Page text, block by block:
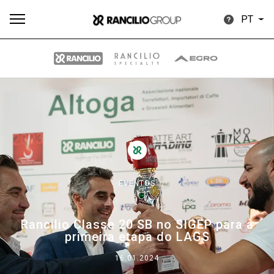
PT
EVENTOS
Rancilio Classe 20 SB no SIGEP para a
primeira etapa do LAGS
16.01.2024
Todos Produtos
Our brands
Group